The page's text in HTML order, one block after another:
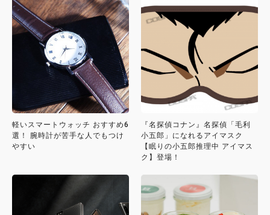
軽いスマートウォッチ おすすめ6
選！ 腕時計が苦手な人でもつけ
やすい
『名探偵コナン』名探偵「毛利
小五郎」になれるアイマスク
【眠りの小五郎推理中 アイマス
ク】登場！